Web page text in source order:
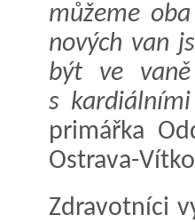
můžeme
nových van
být ve
s kardiálními
primářka
Ostrava-
Zdravotníci